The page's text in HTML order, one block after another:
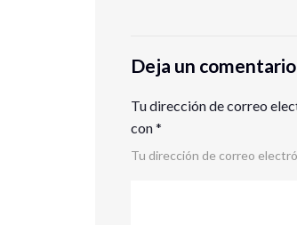
Deja un comentario
Tu dirección de correo
con*
Tu dirección de correo